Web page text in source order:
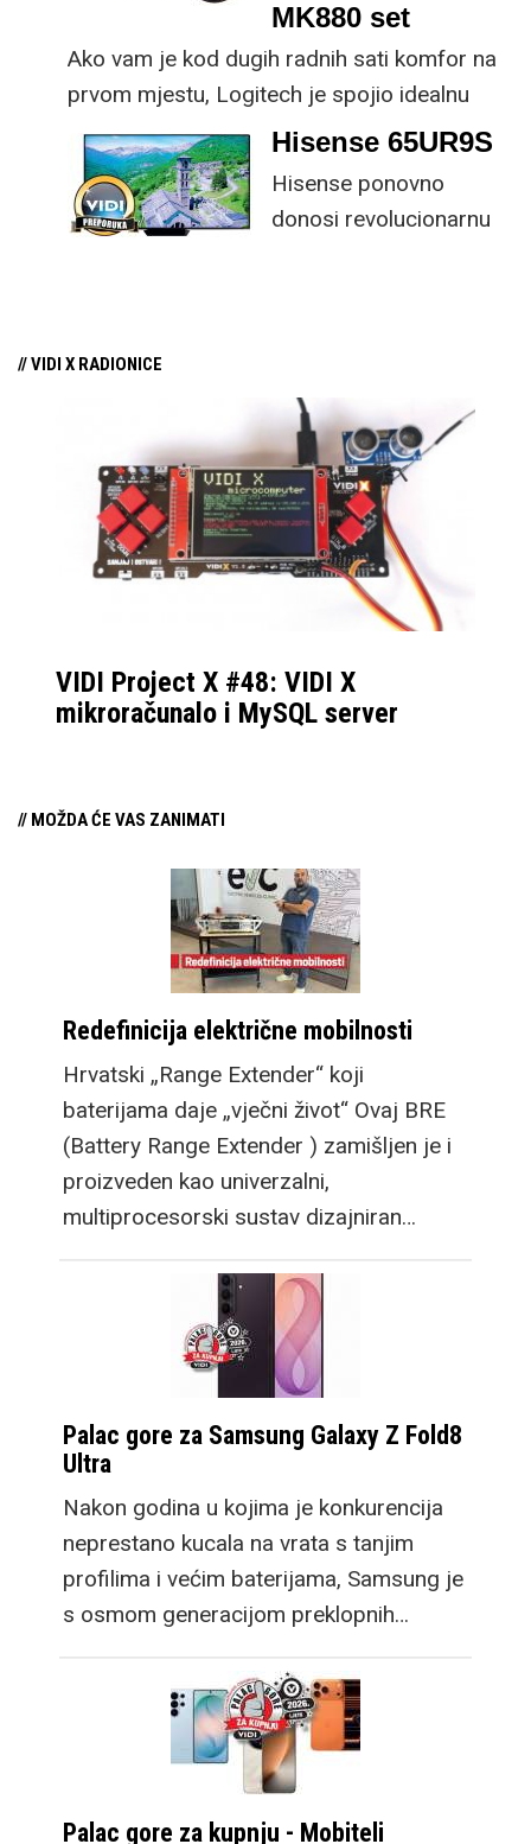
MK880 set
Ako vam je kod dugih radnih sati komfor na
prvom mjestu, Logitech je spojio idealnu
kombinaciju tipkovnice i miša s naprednim
funkcijama.
Hisense 65UR9S
Hisense ponovno
donosi revolucionarnu
// VIDI X RADIONICE
VIDI Project X #48: VIDI X
mikroračunalo i MySQL server
// MOŽDA ĆE VAS ZANIMATI
Redefinicija električne mobilnosti
Hrvatski „Range Extender“ koji
baterijama daje „vječni život“ Ovaj BRE
(Battery Range Extender ) zamišljen je i
proizveden kao univerzalni,
multiprocesorski sustav dizajniran…
Palac gore za Samsung Galaxy Z Fold8
Ultra
Nakon godina u kojima je konkurencija
neprestano kucala na vrata s tanjim
profilima i većim baterijama, Samsung je
s osmom generacijom preklopnih…
Palac gore za kupnju - Mobiteli